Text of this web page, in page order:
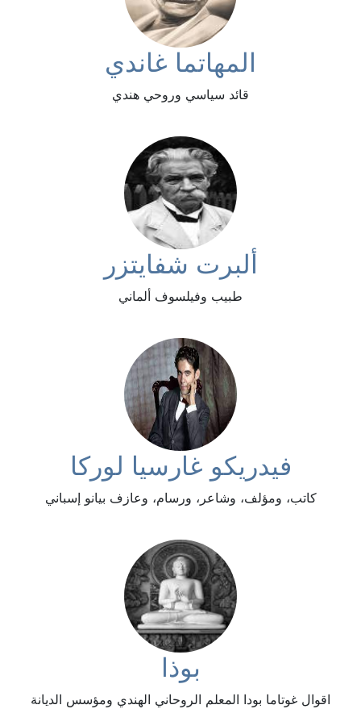
المهاتما غاندي
قائد سياسي وروحي هندي
ألبرت شفايتزر
طبيب وفيلسوف ألماني
فيدريكو غارسيا لوركا
كاتب، ومؤلف، وشاعر، ورسام، وعازف بيانو إسباني
بوذا
اقوال غوتاما بودا المعلم الروحاني الهندي ومؤسس الديانة